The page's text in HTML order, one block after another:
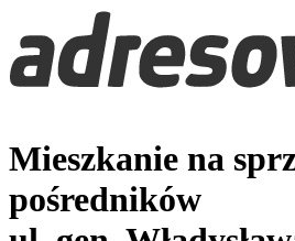
Mieszkanie na
pośredników